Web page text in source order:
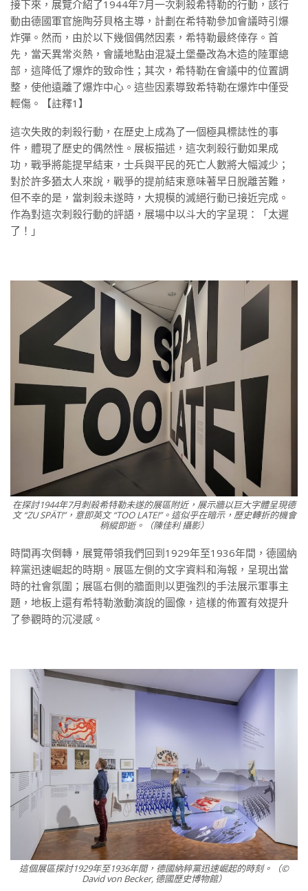
接下來，展覽介紹了1944年7月一次刺殺希特勒的行動，該行
動由德國軍官施陶芬貝格主導，計劃在希特勒參加會議時引爆
炸彈。然而，由於以下幾個偶然因素，希特勒最終倖存。首
先，當天異常炎熱，會議地點由混凝土堡壘改為木造的陸軍總
部，這降低了爆炸的致命性；其次，希特勒在會議中的位置調
整，使他遠離了爆炸中心。這些因素導致希特勒在爆炸中僅受
輕傷。【註釋1】
這次失敗的刺殺行動，在歷史上成為了一個極具標誌性的事
件，體現了歷史的偶然性。展板描述，這次刺殺行動如果成
功，戰爭將能提早結束，士兵與平民的死亡人數將大幅減少；
對於許多猶太人來說，戰爭的提前結束意味著早日脫離苦難，
但不幸的是，當刺殺未遂時，大規模的滅絕行動已接近完成。
作為對這次刺殺行動的評語，展場中以斗大的字呈現：「太遲
了！」
在探討1944年7月刺殺希特勒未遂的展區附近，展示牆以巨大字體呈現德
文 “ZU SPÄT!”，意即英文 “TOO LATE!”。這似乎在暗示，歷史轉折的機會
稍縱即逝。（陳佳利 攝影）
時間再次倒轉，展覽帶領我們回到1929年至1936年間，德國納
粹黨迅速崛起的時期。展區左側的文字資料和海報，呈現出當
時的社會氛圍；展區右側的牆面則以更強烈的手法展示軍事主
題，地板上還有希特勒激動演說的圖像，這樣的佈置有效提升
了參觀時的沉浸感。
這個展區探討1929年至1936年間，德國納粹黨迅速崛起的時刻。（©
David von Becker, 德國歷史博物館）